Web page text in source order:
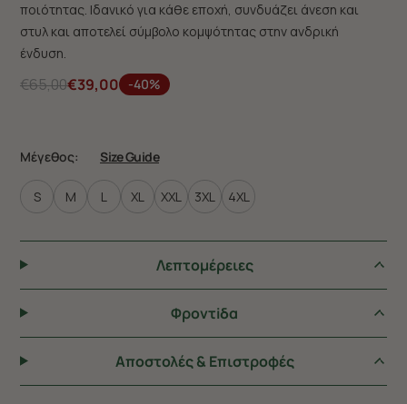
ποιότητας. Ιδανικό για κάθε εποχή, συνδυάζει άνεση και
στυλ και αποτελεί σύμβολο κομψότητας στην ανδρική
ένδυση.
€65,00€39,00 -40%
Μέγεθος: Size Guide
S M L XL XXL 3XL 4XL
Λεπτομέρειες
Φροντiδα
Αποστολές & Επιστροφές